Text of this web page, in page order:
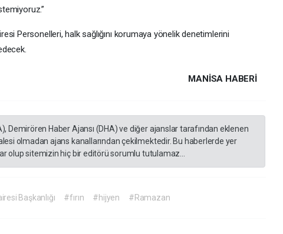
Personelleri, halk sağlığını korumaya yönelik denetimlerini
MANISA HABERİ
Demirören Haber Ajansı (DHA) ve diğer ajanslar tarafından eklenen
olmadan ajans kanallarından çekilmektedir. Bu haberlerde yer
olup sitemizin hiç bir editörü sorumlu tutulamaz...
Başkanlığı #fırın #hijyen #Ramazan